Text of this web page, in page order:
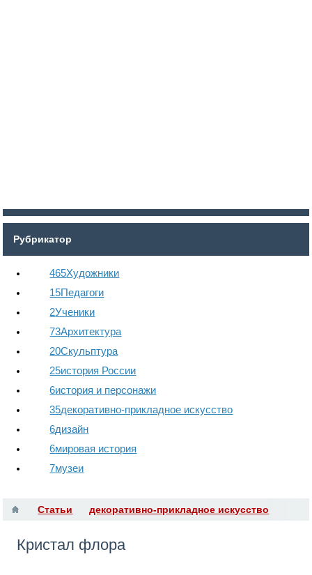
Рубрикатор
465Художники
15Педагоги
2Ученики
73Архитектура
20Скульптура
25история России
6история и персонажи
35декоративно-прикладное искусство
6дизайн
6мировая история
7музеи
Статьи декоративно-прикладное искусство
Кристал флора